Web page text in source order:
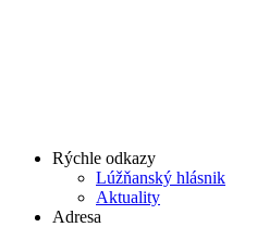
Rýchle odkazy
Lúžňanský hlásnik
Aktuality
Adresa